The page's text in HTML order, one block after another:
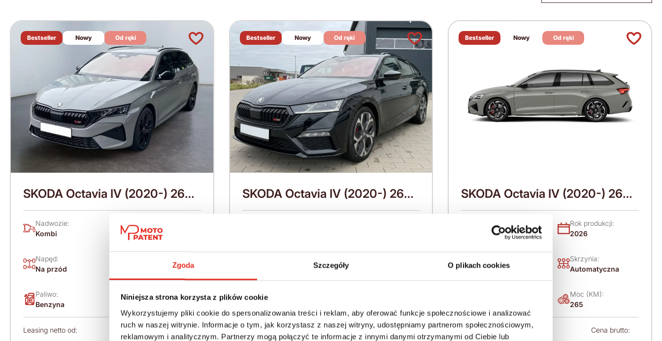
Zgoda Szczegóły O plikach cookies
Niniejsza strona korzysta z plików cookie
Wykorzystujemy pliki cookie do spersonalizowania treści i reklam, aby oferować funkcje społecznościowe i analizować
ruch w naszej witrynie. Informacje o tym, jak korzystasz z naszej witryny, udostępniamy partnerom społecznościowym,
reklamowym i analitycznym. Partnerzy mogą połączyć te informacje z innymi danymi otrzymanymi od Ciebie lub
Bestseller Nowy Od ręki
SKODA Octavia IV (2020-) 265
KM (2026)
Nadwozie:
Kombi
Rok produkcji:
2026
Napęd:
Na przód
Automatyczna
Paliwo:
Benzyna
Moc (KM):
Leasing netto od: Cena brutto:
Bestseller Nowy Od ręki
SKODA Octavia IV (2020-) 265
KM (2026)
Paliwo:
Leasing netto od: Cena brutto:
Bestseller Nowy Od ręki
SKODA Octavia IV (2020-) 265
KM (2026)
Nadwozie:
Kombi
Rok produkcji:
2026
Na przód
Skrzynia:
Automatyczna
Moc (KM):
265
Leasing netto od: Cena brutto: